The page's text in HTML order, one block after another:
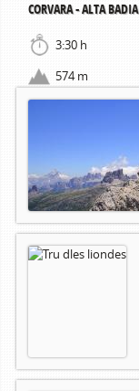
CORVARA - ALTA BADIA
3:30 h
574 m